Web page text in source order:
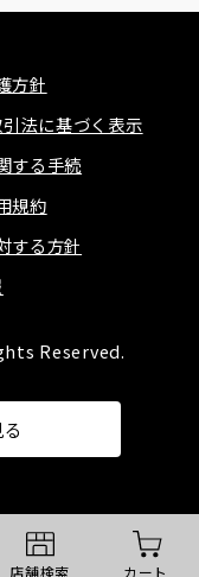
店舗検索 カート
方針
法に基づく表示
する手続
規約
する方針
Reserved.